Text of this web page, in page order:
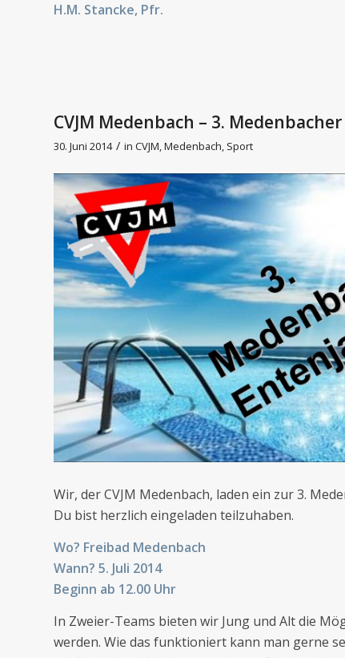
H.M. Stancke, Pfr.
CVJM Medenbach – 3.
30. Juni 2014 / in CVJM,Medenbach, Sport
Wir, der CVJM Medenbach, laden ein zur 3.
Du bist herzlich eingeladen teilzuhaben.
Wo? Freibad Medenbach
Wann? 5. Juli 2014
Beginn ab 12.00 Uhr
In Zweier-Teams bieten wir Jung und Alt die
werden. Wie das funktioniert kann man gerne